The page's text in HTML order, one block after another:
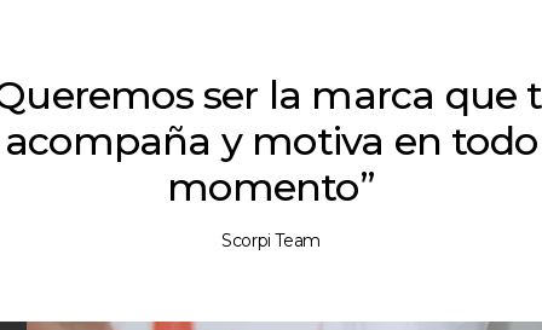
ser la marca que
acompaña y motiva en todo
momento”
Scorpi Team